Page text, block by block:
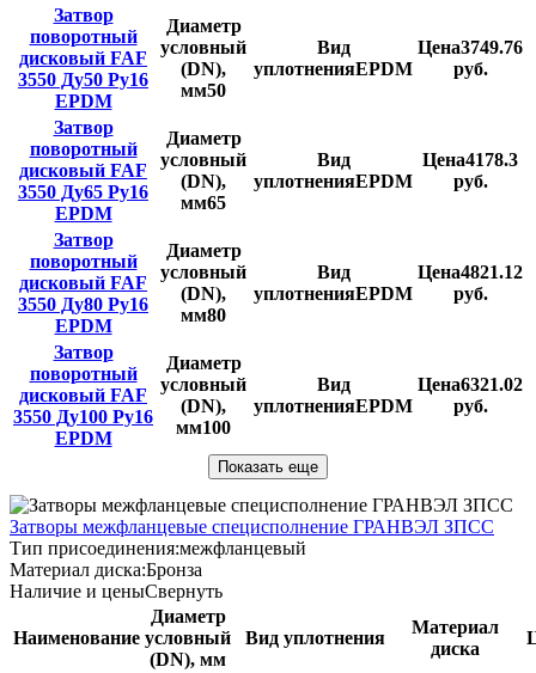
Затвор
поворотный
дисковый FAF
3550 Ду50 Ру16
EPDM
Диаметр
условный
(DN),
мм50
Вид
уплотненияEPDM
Цена3749.76
руб.
Затвор
поворотный
дисковый FAF
3550 Ду65 Ру16
EPDM
Диаметр
условный
(DN),
мм65
Вид
уплотненияEPDM
Цена4178.3
руб.
Затвор
поворотный
дисковый FAF
3550 Ду80 Ру16
EPDM
Диаметр
условный
(DN),
мм80
Вид
уплотненияEPDM
Цена4821.12
руб.
Затвор
поворотный
дисковый FAF
3550 Ду100 Ру16
EPDM
Диаметр
условный
(DN),
мм100
Вид
уплотненияEPDM
Цена6321.02
руб.
Показать еще
Затворы межфланцевые специсполнение ГРАНВЭЛ ЗПСС
Тип присоединения:межфланцевый
Материал диска:Бронза
Наличие и ценыСвернуть
Наименование
Диаметр
условный
(DN), мм
Вид уплотнения
Материал
диска